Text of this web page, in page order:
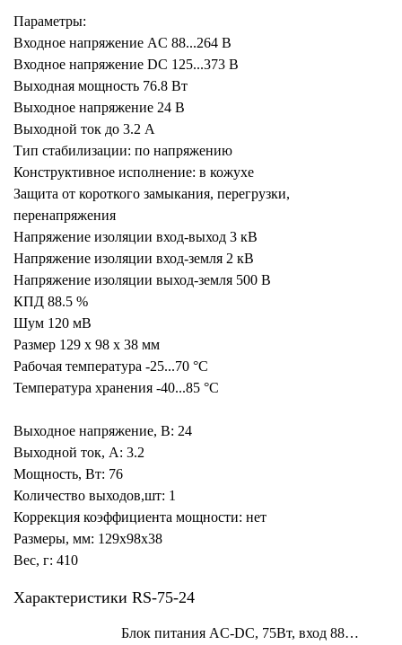
Параметры:
Входное напряжение AC 88...264 В
Входное напряжение DC 125...373 В
Выходная мощность 76.8 Вт
Выходное напряжение 24 В
Выходной ток до 3.2 А
Тип стабилизации: по напряжению
Конструктивное исполнение: в кожухе
Защита от короткого замыкания, перегрузки,
перенапряжения
Напряжение изоляции вход-выход 3 кВ
Напряжение изоляции вход-земля 2 кВ
Напряжение изоляции выход-земля 500 В
КПД 88.5 %
Шум 120 мВ
Размер 129 x 98 x 38 мм
Рабочая температура -25...70 °C
Температура хранения -40...85 °C
Выходное напряжение, В: 24
Выходной ток, А: 3.2
Мощность, Вт: 76
Количество выходов,шт: 1
Коррекция коэффициента мощности: нет
Размеры, мм: 129x98x38
Вес, г: 410
Характеристики RS-75-24
Блок питания AC-DC, 75Вт, вход 88…